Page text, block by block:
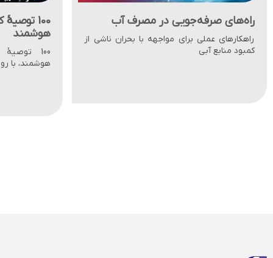
100 توصیۀ کاربردی در امنیت گوشی‌های
هوشمند
100 توصیۀ کاربردی در امنیت گوشی‌های
بررسی
ایران
آیندۀ
مناسب از